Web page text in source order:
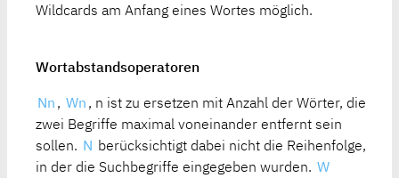
Wildcards am Anfang eines Wortes möglich.
Wortabstandsoperatoren
Nn , Wn , n ist zu ersetzen mit Anzahl der Wörter, die
zwei Begriffe maximal voneinander entfernt sein
sollen. N berücksichtigt dabei nicht die Reihenfolge,
in der die Suchbegriffe eingegeben wurden. W